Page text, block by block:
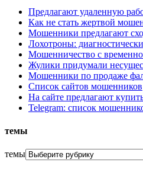
Предлагают удаленную
Как не стать жертвой
Мошенники предлагают
Лохотроны:
Мошенничество с
Жулики придумали
Мошенники по продаже
Список сайтов мошенников
На сайте предлагают
Telegram: список
темы
темы